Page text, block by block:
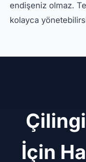
endişeniz olmaz.
kolayca
İçin